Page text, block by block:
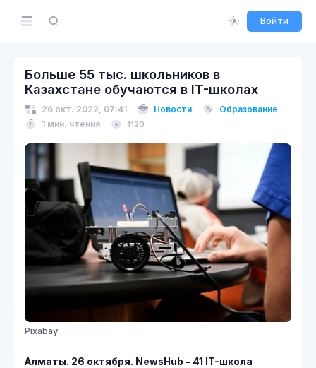
Войти
Больше 55 тыс. школьников в
Казахстане обучаются в IT-школах
26 окт. 2022, 07:41 Новости
Образование
1 мин. чтения
1120
Pixabay
Алматы. 26 октября. NewsHub – 41 IT-школа